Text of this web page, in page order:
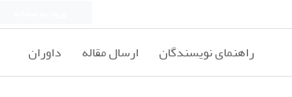
راهنمای نویسندگان ارسال مقاله داوران